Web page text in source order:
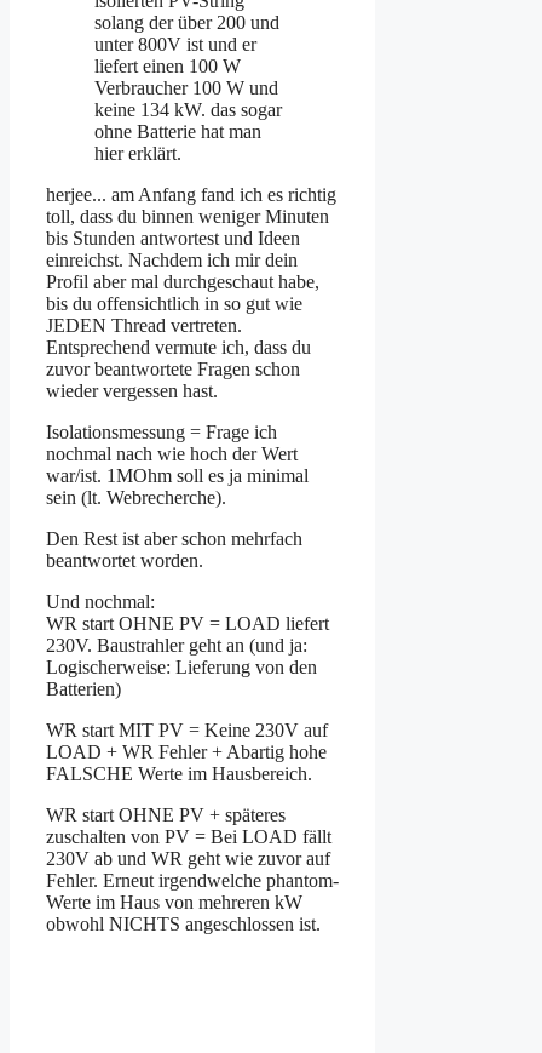
solang der über 200 und
unter 800V ist und er
liefert einen 100 W
Verbraucher 100 W und
keine 134 kW. das sogar
ohne Batterie hat man
hier erklärt.
herjee... am Anfang fand ich es richtig
toll, dass du binnen weniger Minuten
bis Stunden antwortest und Ideen
einreichst. Nachdem ich mir dein
Profil aber mal durchgeschaut habe,
bis du offensichtlich in so gut wie
JEDEN Thread vertreten.
Entsprechend vermute ich, dass du
zuvor beantwortete Fragen schon
wieder vergessen hast.
Isolationsmessung = Frage ich
nochmal nach wie hoch der Wert
war/ist. 1MOhm soll es ja minimal
sein (lt. Webrecherche).
Den Rest ist aber schon mehrfach
beantwortet worden.
Und nochmal:
WR start OHNE PV = LOAD liefert
230V. Baustrahler geht an (und ja:
Logischerweise: Lieferung von den
Batterien)
WR start MIT PV = Keine 230V auf
LOAD + WR Fehler + Abartig hohe
FALSCHE Werte im Hausbereich.
WR start OHNE PV + späteres
zuschalten von PV = Bei LOAD fällt
230V ab und WR geht wie zuvor auf
Fehler. Erneut irgendwelche phantom-
Werte im Haus von mehreren kW
obwohl NICHTS angeschlossen ist.